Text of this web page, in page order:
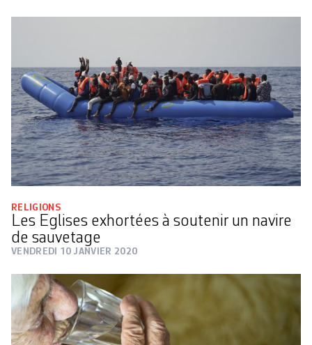
RELIGIONS
Les Eglises exhortées à soutenir un navire
de sauvetage
VENDREDI 10 JANVIER 2020